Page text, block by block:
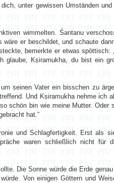
unter gewissen Umständen
wimmelten. Śantanu
er beschildet, und schaute
bemerkte er etwas spöttisch:
glaube, Kṣiramukha, du bist ein
seinen Vater ein bisschen zu
Und Kṣiramukha nehme ich
schön bin wie meine Mutter. Oder
hat.“
und Schlagfertigkeit. Erst als
waren schließlich nicht für
Die Sonne würde die Erde
Von einigen Göttern und